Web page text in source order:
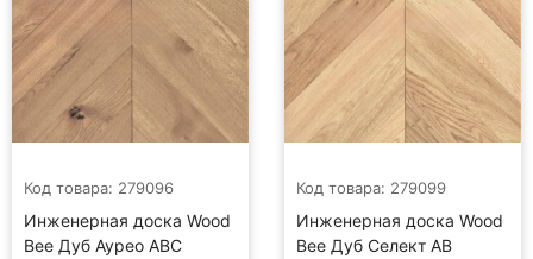
Код товара: 279096
Инженерная доска Wood
Bee Дуб Аурео ABC
Код товара: 279099
Инженерная доска Wood
Bee Дуб Селект AB